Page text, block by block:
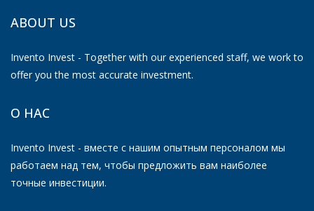
ABOUT US
Invento Invest - Together with our experienced staff, we work to
offer you the most accurate investment.
О НАС
Invento Invest - вместе с нашим опытным персоналом мы
работаем над тем, чтобы предложить вам наиболее
точные инвестиции.